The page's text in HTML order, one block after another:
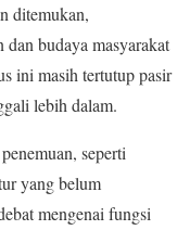
ditemukan,
budaya masyarakat
ini masih tertutup pasir
lebih dalam.
seperti
yang belum
mengenai fungsi